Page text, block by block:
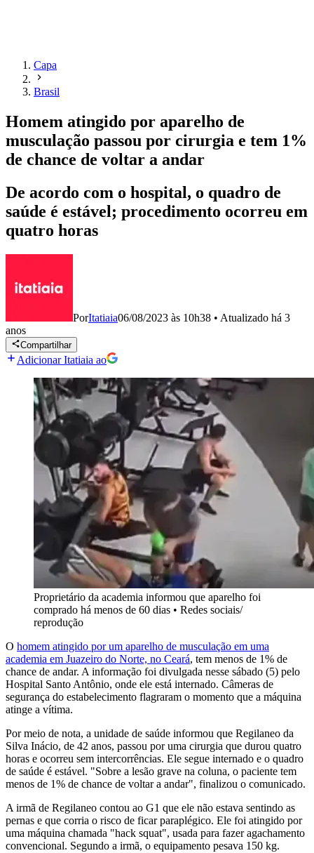
Capa
Brasil
Homem atingido por aparelho de
musculação passou por cirurgia e tem 1%
de chance de voltar a andar
De acordo com o hospital, o quadro de
saúde é estável; procedimento ocorreu em
quatro horas
PorItatiaia06/08/2023 às 10h38 • Atualizado há 3
anos
Compartilhar
Adicionar Itatiaia ao
Proprietário da academia informou que aparelho foi
comprado há menos de 60 dias • Redes sociais/
reprodução
O homem atingido por um aparelho de musculação em uma
academia em Juazeiro do Norte, no Ceará, tem menos de 1% de
chance de andar. A informação foi divulgada nesse sábado (5) pelo
Hospital Santo Antônio, onde ele está internado. Câmeras de
segurança do estabelecimento flagraram o momento que a máquina
atinge a vítima.
Por meio de nota, a unidade de saúde informou que Regilaneo da
Silva Inácio, de 42 anos, passou por uma cirurgia que durou quatro
horas e ocorreu sem intercorrências. Ele segue internado e o quadro
de saúde é estável. "Sobre a lesão grave na coluna, o paciente tem
menos de 1% de chance de voltar a andar", finalizou o comunicado.
A irmã de Regilaneo contou ao G1 que ele não estava sentindo as
pernas e que corria o risco de ficar paraplégico. Ele foi atingido por
uma máquina chamada "hack squat", usada para fazer agachamento
convencional. Segundo a irmã, o equipamento pesava 150 kg.